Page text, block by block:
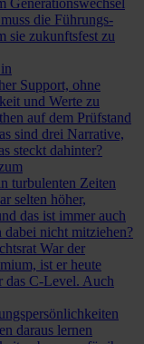
Generationswechsel
die Führungs-
sie zukunftsfest zu
Support, ohne
und Werte zu
auf dem Prüfstand
sind drei Narrative,
steckt dahinter?
turbulenten Zeiten
selten höher,
das ist immer auch
nicht mitziehen?
War der
ist er heute
das C-Level. Auch
daraus lernen